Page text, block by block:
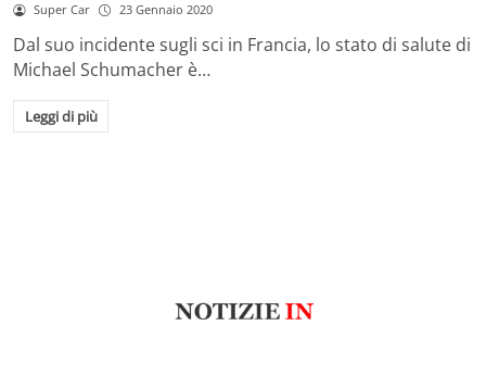
Super Car 23 Gennaio 2020
Dal suo incidente sugli sci in Francia, lo stato di salute di
Michael Schumacher è…
Leggi di più